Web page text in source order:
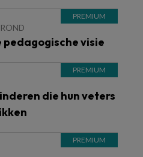
pedagogische visie
die hun veters